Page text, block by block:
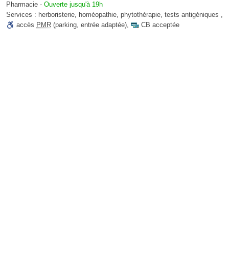
Pharmacie - Ouverte jusqu'à 19h
Services : herboristerie, homéopathie, phytothérapie, tests antigéniques ,
accès PMR (parking, entrée adaptée), CB acceptée